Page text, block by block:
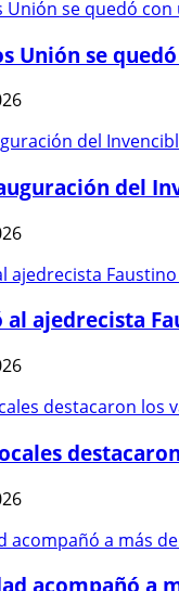
Unión se
del
ajedrecista
acompañó a